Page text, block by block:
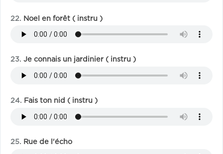
Noel en forêt ( instru )
Je connais un jardinier ( instru )
Fais ton nid ( instru )
Rue de l'écho